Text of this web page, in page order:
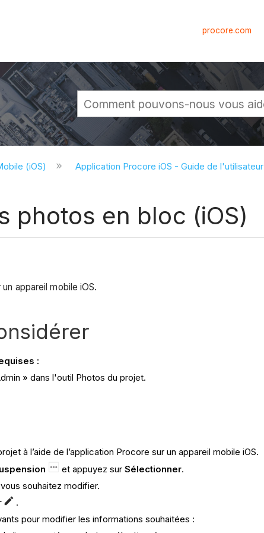
procore.com
la hiérarchie globale
(iOS) Application Procore iOS - Guide de l'utilisateur
photos en bloc (iOS)
appareil mobile iOS.
:
» dans l'outil Photos du projet.
à l’aide de l’application Procore sur un appareil mobile iOS.
et appuyez surSélectionner.
souhaitez modifier.
.
pour modifier les informations souhaitées :